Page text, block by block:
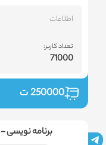
اطلاعات
تعداد کاربر:
71000
250000ت
برنامه نویسی - Programming